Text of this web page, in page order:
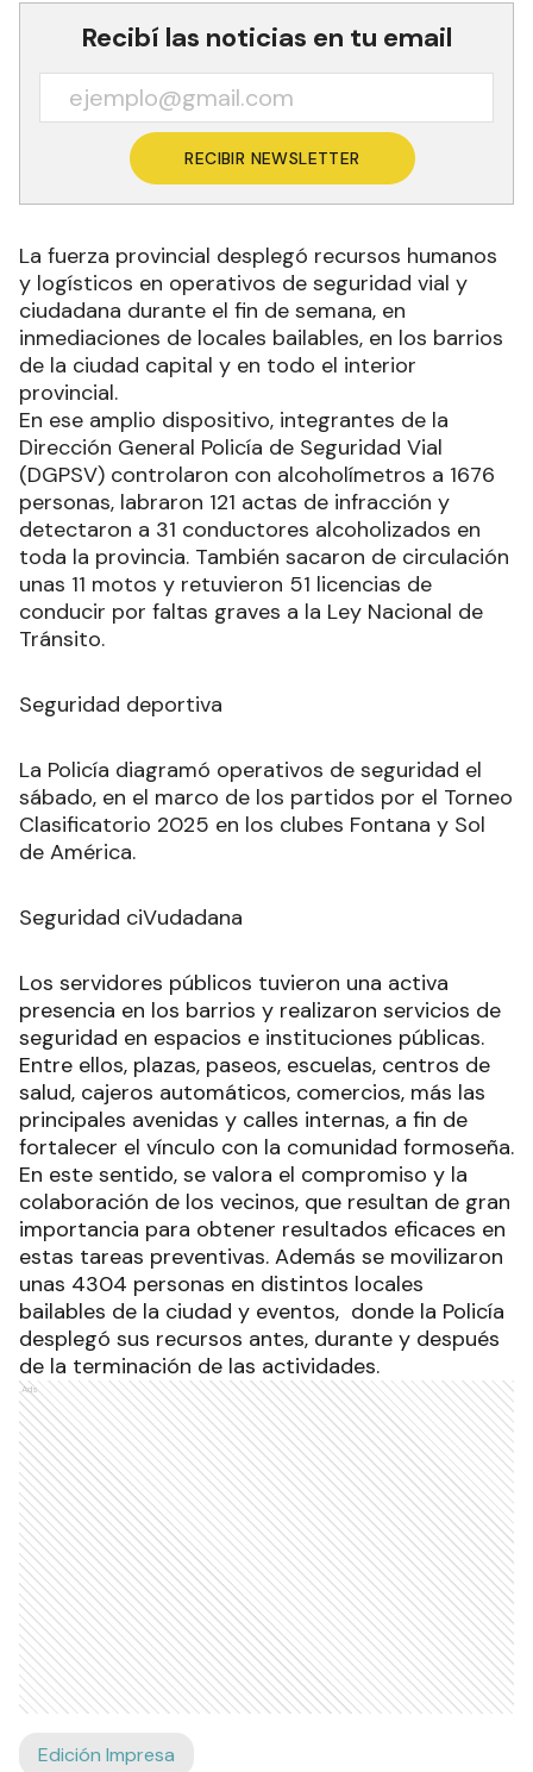
Recibí las noticias en tu email
RECIBIR NEWSLETTER
La fuerza provincial desplegó recursos humanos
y logísticos en operativos de seguridad vial y
ciudadana durante el fin de semana, en
inmediaciones de locales bailables, en los barrios
de la ciudad capital y en todo el interior
provincial.
En ese amplio dispositivo, integrantes de la
Dirección General Policía de Seguridad Vial
(DGPSV) controlaron con alcoholímetros a 1676
personas, labraron 121 actas de infracción y
detectaron a 31 conductores alcoholizados en
toda la provincia. También sacaron de circulación
unas 11 motos y retuvieron 51 licencias de
conducir por faltas graves a la Ley Nacional de
Tránsito.
Seguridad deportiva
La Policía diagramó operativos de seguridad el
sábado, en el marco de los partidos por el Torneo
Clasificatorio 2025 en los clubes Fontana y Sol
de América.
Seguridad ciVudadana
Los servidores públicos tuvieron una activa
presencia en los barrios y realizaron servicios de
seguridad en espacios e instituciones públicas.
Entre ellos, plazas, paseos, escuelas, centros de
salud, cajeros automáticos, comercios, más las
principales avenidas y calles internas, a fin de
fortalecer el vínculo con la comunidad formoseña.
En este sentido, se valora el compromiso y la
colaboración de los vecinos, que resultan de gran
importancia para obtener resultados eficaces en
estas tareas preventivas. Además se movilizaron
unas 4304 personas en distintos locales
bailables de la ciudad y eventos, donde la Policía
desplegó sus recursos antes, durante y después
de la terminación de las actividades.
Ads
Edición Impresa